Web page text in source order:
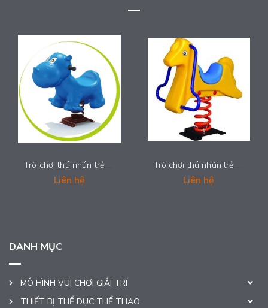
Trò chơi thú nhún trẻ em - LDPE-001
Liên hệ
Trò chơi thú nhún trẻ em - LDPE-00 (34)
Liên hệ
DANH MỤC
MÔ HÌNH VUI CHƠI GIẢI TRÍ
THIẾT BỊ THỂ DỤC THỂ THAO